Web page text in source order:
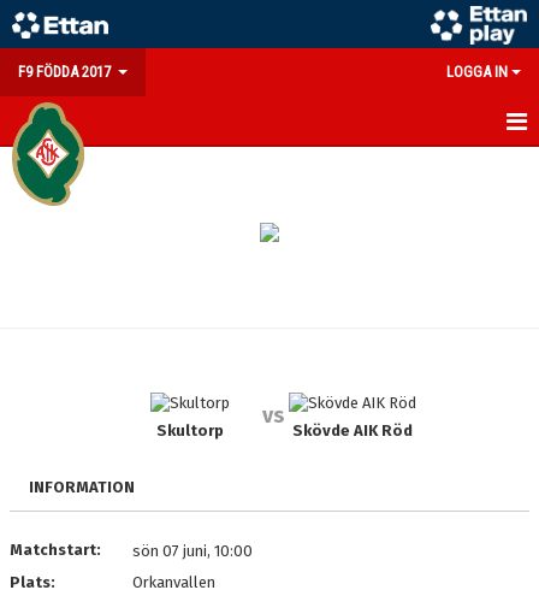
F9 FÖDDA 2017 LOGGA IN
HEM
DOKUMENT
Skultorp
vs
Skövde AIK Röd
INFORMATION
Matchstart:
sön 07 juni, 10:00
Plats:
Orkanvallen